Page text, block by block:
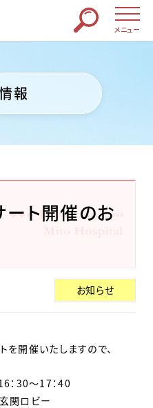
メニュー
報
ート開催のお
お知らせ
を開催いたしますので、
：30～17：40
関ロビー